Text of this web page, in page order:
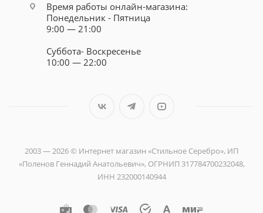
Время работы онлайн-магазина:
Понедельник - Пятница
9:00 — 21:00
Суббота- Воскресенье
10:00 — 22:00
2003 — 2026 © Интернет магазин «Стильное Серебро», ИП
«Поленов Геннадий Анатольевич», ОГРНИП 317784700232048,
ИНН 232000140944